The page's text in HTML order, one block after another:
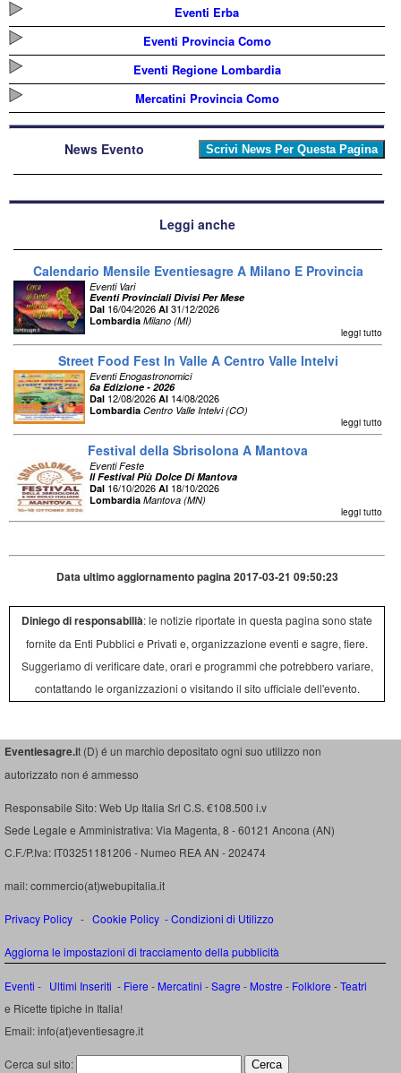
Eventi Erba
Eventi Provincia Como
Eventi Regione Lombardia
Mercatini Provincia Como
News Evento
Leggi anche
Calendario Mensile Eventiesagre A Milano E Provincia
Eventi Vari
Eventi Provinciali Divisi Per Mese
Dal 16/04/2026 Al 31/12/2026
Lombardia Milano (MI)
leggi tutto
Street Food Fest In Valle A Centro Valle Intelvi
Eventi Enogastronomici
6a Edizione - 2026
Dal 12/08/2026 Al 14/08/2026
Lombardia Centro Valle Intelvi (CO)
leggi tutto
Festival della Sbrisolona A Mantova
Eventi Feste
Il Festival Più Dolce Di Mantova
Dal 16/10/2026 Al 18/10/2026
Lombardia Mantova (MN)
leggi tutto
Data ultimo aggiornamento pagina 2017-03-21 09:50:23
Diniego di responsabilià: le notizie riportate in questa pagina sono state
fornite da Enti Pubblici e Privati e, organizzazione eventi e sagre, fiere.
Suggeriamo di verificare date, orari e programmi che potrebbero variare,
contattando le organizzazioni o visitando il sito ufficiale dell'evento.
Eventiesagre.it (D) é un marchio depositato ogni suo utilizzo non
autorizzato non é ammesso
Responsabile Sito: Web Up Italia Srl C.S. €108.500 i.v
Sede Legale e Amministrativa: Via Magenta, 8 - 60121 Ancona (AN)
C.F./P.Iva: IT03251181206 - Numeo REA AN - 202474
mail: commercio(at)webupitalia.it
Privacy Policy - Cookie Policy -Condizioni di Utilizzo
Aggiorna le impostazioni di tracciamento della pubblicità
Eventi - Ultimi Inseriti - Fiere - Mercatini -Sagre - Mostre - Folklore -Teatri
e Ricette tipiche in Italia!
Email: info(at)eventiesagre.it
Cerca sul sito: